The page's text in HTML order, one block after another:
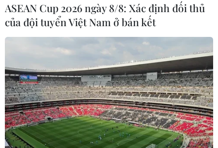
TIN CÙNG CHUYÊN MỤC
Chủ sân Azteca lỗ hơn 47 triệu USD vì
World Cup 2026
08/08/2026 06:43
ASEAN Cup 2026 ngày 8/8: Xác định đối thủ
của đội tuyển Việt Nam ở bán kết